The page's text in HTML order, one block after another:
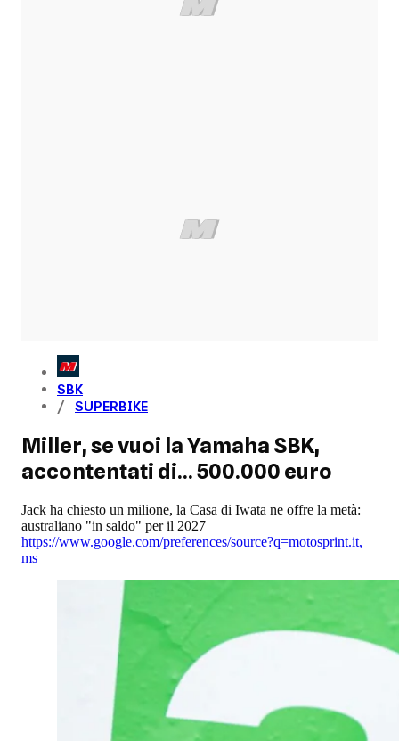
SBK
SUPERBIKE
Miller, se vuoi la Yamaha SBK,
accontentati di... 500.000 euro
Jack ha chiesto un milione, la Casa di Iwata ne offre la metà:
australiano "in saldo" per il 2027
https://www.google.com/preferences/source?q=motosprint.it,
ms